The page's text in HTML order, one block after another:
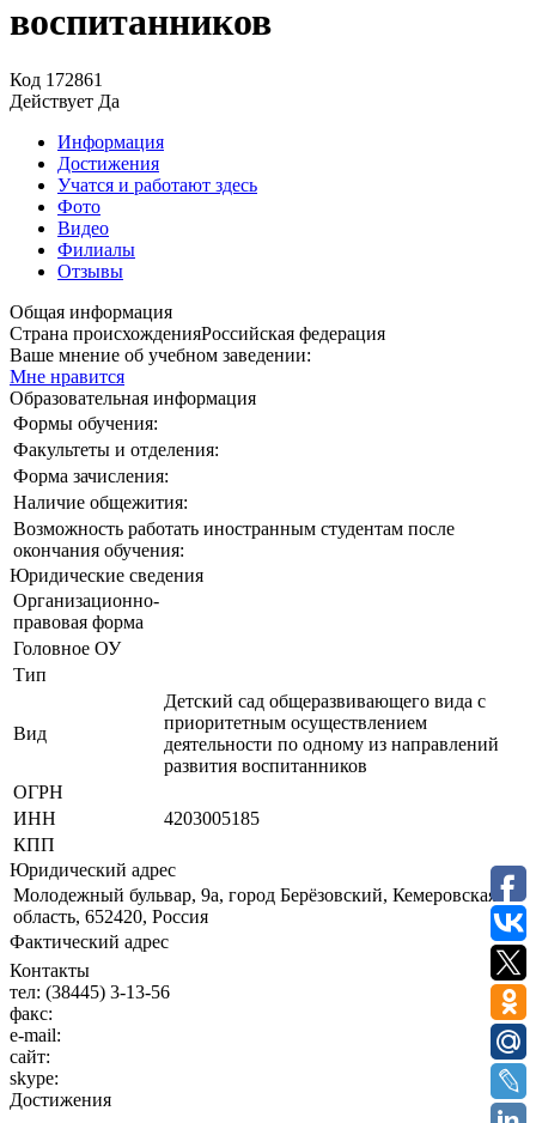
воспитанников
Код 172861
Действует Да
Информация
Достижения
Учатся и работают здесь
Фото
Видео
Филиалы
Отзывы
Общая информация
Страна происхожденияРоссийская федерация
Ваше мнение об учебном заведении:
Мне нравится
Образовательная информация
Формы обучения:
Факультеты и отделения:
Форма зачисления:
Наличие общежития:
Возможность работать иностранным студентам после
окончания обучения:
Юридические сведения
Организационно-
правовая форма
Головное ОУ
Тип
Вид
Детский сад общеразвивающего вида с
приоритетным осуществлением
деятельности по одному из направлений
развития воспитанников
ОГРН
ИНН
4203005185
КПП
Юридический адрес
Молодежный бульвар, 9а, город Берёзовский, Кемеровская
область, 652420, Россия
Фактический адрес
Контакты
тел: (38445) 3-13-56
факс:
e-mail:
сайт:
skype:
Достижения